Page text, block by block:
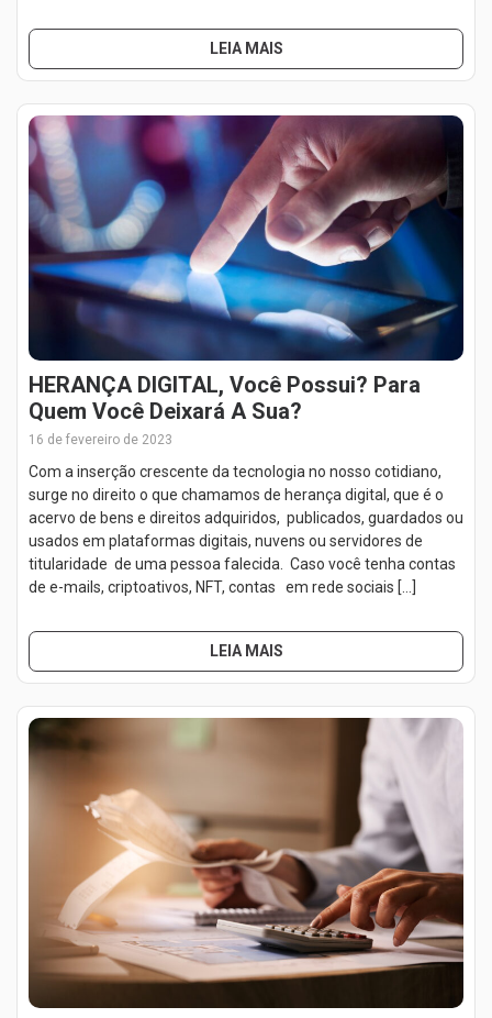
LEIA MAIS
HERANÇA DIGITAL, Você Possui? Para
Quem Você Deixará A Sua?
16 de fevereiro de 2023
Com a inserção crescente da tecnologia no nosso cotidiano,
surge no direito o que chamamos de herança digital, que é o
acervo de bens e direitos adquiridos, publicados, guardados ou
usados em plataformas digitais, nuvens ou servidores de
titularidade de uma pessoa falecida. Caso você tenha contas
de e-mails, criptoativos, NFT, contas em rede sociais […]
LEIA MAIS